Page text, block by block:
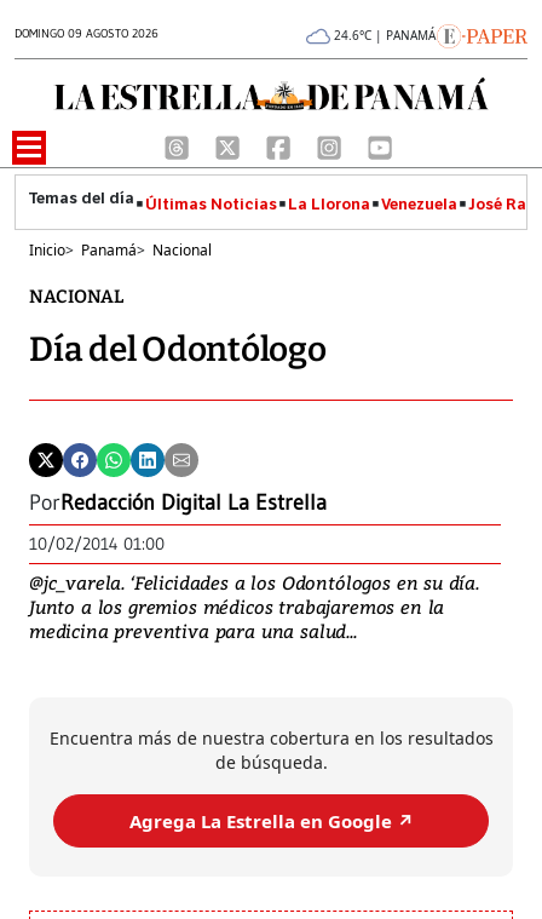
DOMINGO 09 AGOSTO 2026 24.6°C | PANAMÁ
Últimas Noticias La Llorona Venezuela José
Inicio> Panamá> Nacional
NACIONAL
Día del Odontólogo
PorRedacción Digital La Estrella
10/02/2014 01:00
@jc_varela. ‘Felicidades a los Odontólogos en su día.
Junto a los gremios médicos trabajaremos en la
medicina preventiva para una salud...
Encuentra más de nuestra cobertura en los resultados
de búsqueda.
Agrega La Estrella en Google ↗️